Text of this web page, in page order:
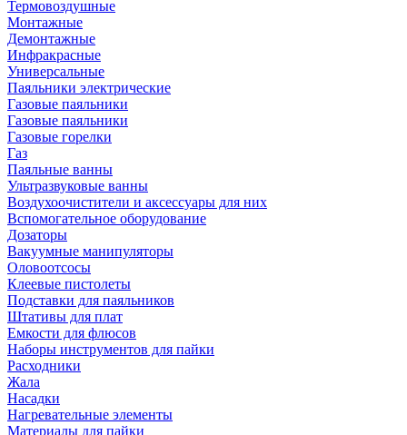
Термовоздушные
Монтажные
Демонтажные
Инфракрасные
Универсальные
Паяльники электрические
Газовые паяльники
Газовые паяльники
Газовые горелки
Газ
Паяльные ванны
Ультразвуковые ванны
Воздухоочистители и аксессуары для них
Вспомогательное оборудование
Дозаторы
Вакуумные манипуляторы
Оловоотсосы
Клеевые пистолеты
Подставки для паяльников
Штативы для плат
Емкости для флюсов
Наборы инструментов для пайки
Расходники
Жала
Насадки
Нагревательные элементы
Материалы для пайки